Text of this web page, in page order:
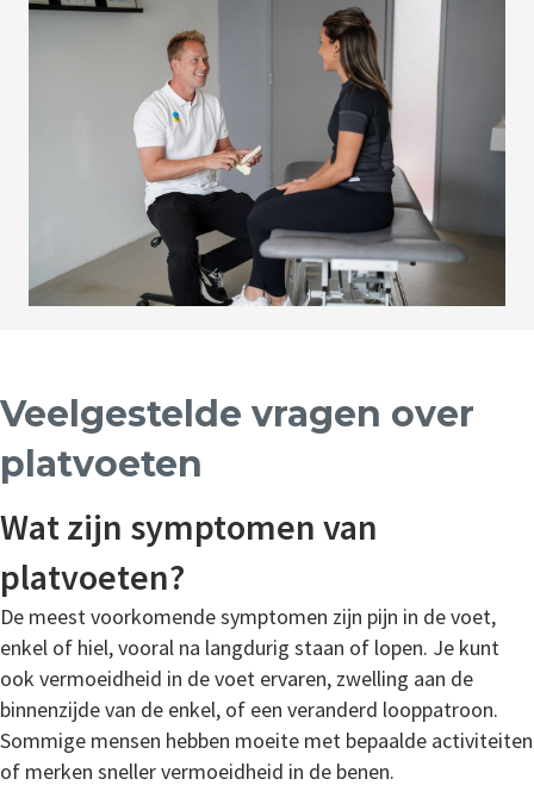
Veelgestelde vragen over
platvoeten
Wat zijn symptomen van
platvoeten?
De meest voorkomende symptomen zijn pijn in de voet,
enkel of hiel, vooral na langdurig staan of lopen. Je kunt
ook vermoeidheid in de voet ervaren, zwelling aan de
binnenzijde van de enkel, of een veranderd looppatroon.
Sommige mensen hebben moeite met bepaalde activiteiten
of merken sneller vermoeidheid in de benen.